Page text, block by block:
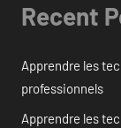
Recent
Apprendre les
professionnels
Apprendre les